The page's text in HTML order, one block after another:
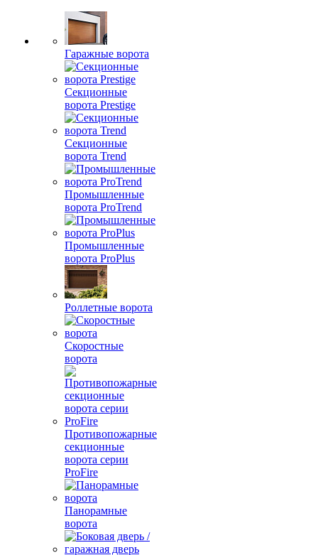
Гаражные ворота
Секционные
ворота Prestige
Секционные
ворота Trend
Промышленные
ворота ProTrend
Промышленные
ворота ProPlus
Роллетные ворота
Скоростные
ворота
Противопожарные
секционные
ворота серии
ProFire
Панорамные
ворота